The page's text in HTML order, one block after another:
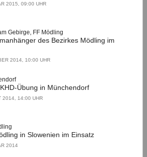
2015, 09:00 UHR
Gebirge, FF Mödling
des Bezirkes Mödling im
2014, 10:00 UHR
Übung in Münchendorf
2014, 14:00 UHR
in Slowenien im Einsatz
2014